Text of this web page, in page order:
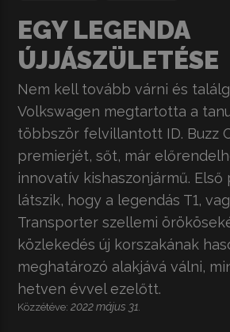
EGY LEGENDA
ÚJJÁSZÜLETÉSE
Nem kell tovább várni és
Volkswagen megtartotta a
többször felvillantott ID. Buzz
premierjét, sőt, már
innovatív kishaszonjármű. Első
látszik, hogy a legendás T1,
Transporter szellemi
közlekedés új korszakának
meghatározó alakjává válni,
hetven évvel ezelőtt.
Közzétéve:2022 május 31.